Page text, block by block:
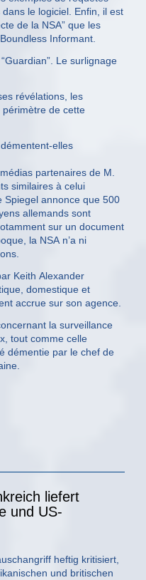
le logiciel. Enfin, il est
de la NSA” que les
Informant.
Le surlignage
révélations, les
de cette
elles
partenaires de M.
similaires à celui
Spiegel annonce que 500
allemands sont
sur un document
la NSA n’a ni
Keith Alexander
domestique et
accrue sur son agence.
la surveillance
tout comme celle
démentie par le chef de
liefert
und US-
heftig kritisiert,
und britischen